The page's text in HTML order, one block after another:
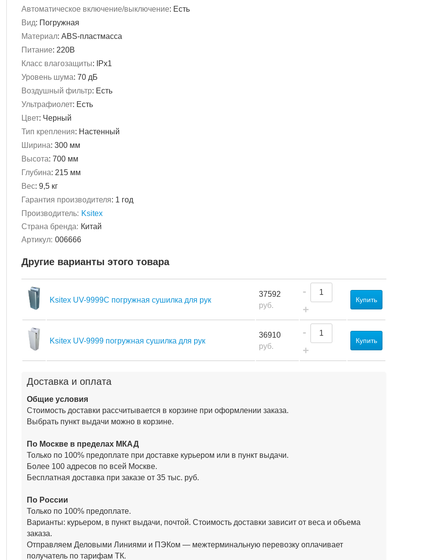
Автоматическое включение/выключение: Есть
Вид: Погружная
Материал: ABS-пластмасса
Питание: 220В
Класс влагозащиты:
IPx1
Уровень шума: 70 дБ
Воздушный фильтр: Есть
Ультрафиолет: Есть
Цвет: Черный
Тип крепления: Настенный
Ширина: 300 мм
Высота: 700 мм
Глубина: 215 мм
Вес: 9,5 кг
Гарантия производителя: 1 год
Производитель: Ksitex
Страна бренда: Китай
Артикул: 006666
Другие варианты этого товара
Ksitex UV-9999C погружная сушилка для рук
37592
руб.
-
+
Купить
Ksitex UV-9999 погружная сушилка для рук
36910
руб.
-
+
Купить
Доставка и оплата
Общие условия
Стоимость доставки рассчитывается в корзине при оформлении заказа.
Выбрать пункт выдачи можно в корзине.
По Москве в пределах МКАД
Только по 100% предоплате при доставке курьером или в пункт выдачи.
Более 100 адресов по всей Москве.
Бесплатная доставка при заказе от 35 тыс. руб.
По России
Только по 100% предоплате.
Варианты: курьером, в пункт выдачи, почтой. Стоимость доставки зависит от веса и объема
заказа.
Отправляем Деловыми Линиями и ПЭКом — межтерминальную перевозку оплачивает
получатель по тарифам ТК.